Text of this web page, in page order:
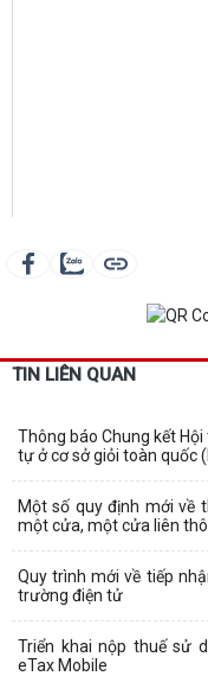
TIN LIÊN QUAN
Thông báo Chung kết
tự ở cơ sở giỏi toàn quốc
Một số quy định mới về
một cửa, một cửa liên
Quy trình mới về tiếp
trường điện tử
Triển khai nộp thuế sử
eTax Mobile